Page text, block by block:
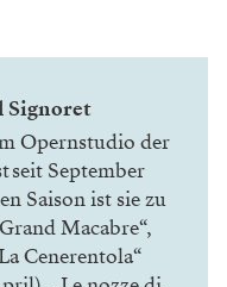
Signoret
Opernstudio der
seit September
Saison ist sie zu
Macabre“,
Cenerentola“